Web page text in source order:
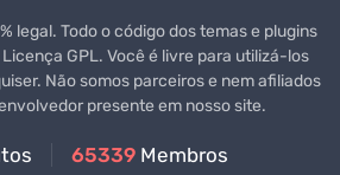
legal. Todo o código dos temas e plugins
GPL. Você é livre para utilizá-los
Não somos parceiros e nem afiliados
presente em nosso site.
65339 Membros